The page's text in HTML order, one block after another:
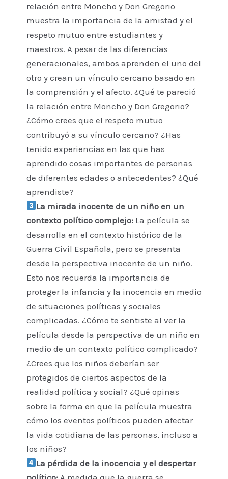
relación entre Moncho y Don Gregorio
muestra la importancia de la amistad y el
respeto mutuo entre estudiantes y
maestros. A pesar de las diferencias
generacionales, ambos aprenden el uno del
otro y crean un vínculo cercano basado en
la comprensión y el afecto. ¿Qué te pareció
la relación entre Moncho y Don Gregorio?
¿Cómo crees que el respeto mutuo
contribuyó a su vínculo cercano? ¿Has
tenido experiencias en las que has
aprendido cosas importantes de personas
de diferentes edades o antecedentes? ¿Qué
aprendiste?
La mirada inocente de un niño en un
contexto político complejo:La película se
desarrolla en el contexto histórico de la
Guerra Civil Española, pero se presenta
desde la perspectiva inocente de un niño.
Esto nos recuerda la importancia de
proteger la infancia y la inocencia en medio
de situaciones políticas y sociales
complicadas. ¿Cómo te sentiste al ver la
película desde la perspectiva de un niño en
medio de un contexto político complicado?
¿Crees que los niños deberían ser
protegidos de ciertos aspectos de la
realidad política y social? ¿Qué opinas
sobre la forma en que la película muestra
cómo los eventos políticos pueden afectar
la vida cotidiana de las personas, incluso a
los niños?
La pérdida de la inocencia y el despertar